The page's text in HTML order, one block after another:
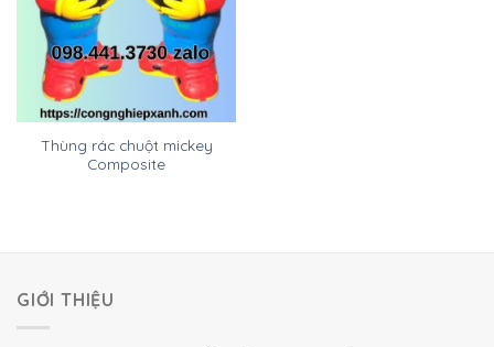
Thùng rác chuột mickey
Composite
GIỚI THIỆU